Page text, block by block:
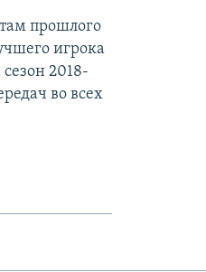
прошлого
игрока
2018-
во всех